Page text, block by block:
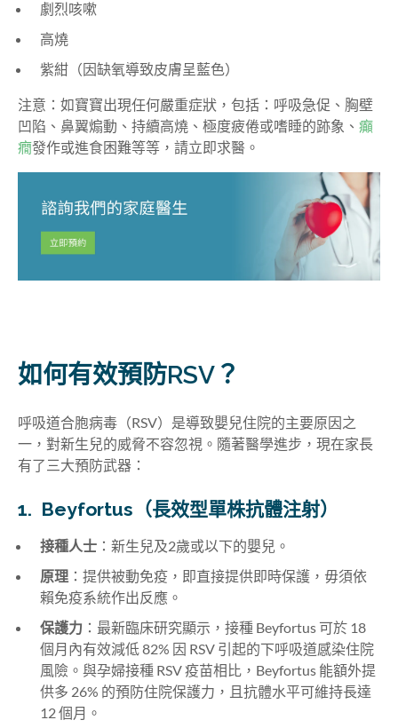
劇烈咳嗽
高燒
紫紺（因缺氧導致皮膚呈藍色）
注意：如寶寶出現任何嚴重症狀，包括：呼吸急促、胸壁
凹陷、鼻翼煽動、持續高燒、極度疲倦或嗜睡的跡象、 癲
癇發作或進食困難等等，請立即求醫。
如何有效預防RSV？
呼吸道合胞病毒（RSV）是導致嬰兒住院的主要原因之
一，對新生兒的威脅不容忽視。隨著醫學進步，現在家長
有了三大預防武器：
1. Beyfortus（長效型單株抗體注射）
接種人士 ：新生兒及2歲或以下的嬰兒。
原理 ：提供被動免疫，即直接提供即時保護，毋須依
賴免疫系統作出反應。
保護力 ：最新臨床研究顯示，接種 Beyfortus 可於 18
個月內有效減低 82% 因 RSV 引起的下呼吸道感染住院
風險。與孕婦接種 RSV 疫苗相比，Beyfortus 能額外提
供多 26% 的預防住院保護力，且抗體水平可維持長達
12 個月。